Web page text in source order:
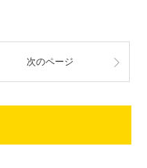
次のページ